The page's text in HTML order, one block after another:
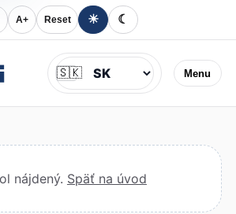
A+ Reset ☀ ☾
Menu
Jazyk
🇸🇰
nájdený. Späť na úvod